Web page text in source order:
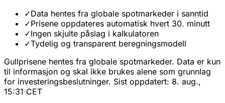
✓Data hentes fra globale spotmarkeder i sanntid
✓Prisene oppdateres automatisk hvert 30. minutt
✓Ingen skjulte påslag i kalkulatoren
✓Tydelig og transparent beregningsmodell
Gullprisene hentes fra globale spotmarkeder. Data er kun
til informasjon og skal ikke brukes alene som grunnlag
for investeringsbeslutninger. Sist oppdatert: 8. aug.,
15:31 CET